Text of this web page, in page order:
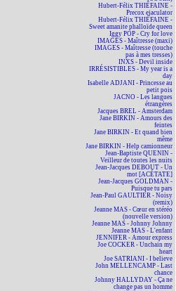
Hubert-Félix THIÉFAINE -
Precox ejaculator
Hubert-Félix THIÉFAINE -
Sweet amanite phalloïde queen
Iggy POP - Cry for love
IMAGES - Maîtresse (maxi)
IMAGES - Maîtresse (touche
pas à mes tresses)
INXS - Devil inside
IRRÉSISTIBLES - My year is a
day
Isabelle ADJANI - Princesse au
petit pois
JACNO - Les langues
étrangères
Jacques BREL - Amsterdam
Jane BIRKIN - Amours des
feintes
Jane BIRKIN - Et quand bien
même
Jane BIRKIN - Help camionneur
Jean-Baptiste QUENIN -
Veilleur de toutes les nuits
Jean-Jacques DEBOUT - Un
mot [ACÉTATE]
Jean-Jacques GOLDMAN -
Puisque tu pars
Jean-Paul GAULTIER - Noisy
(remix)
Jeanne MAS - Cœur en stéréo
(nouvelle version)
Jeanne MAS - Johnny Johnny
Jeanne MAS - L'enfant
JENNIFER - Amour express
Joe COCKER - Unchain my
heart
Joe SATRIANI - I believe
John MELLENCAMP - Last
chance
Johnny HALLYDAY - Ça ne
change pas un homme